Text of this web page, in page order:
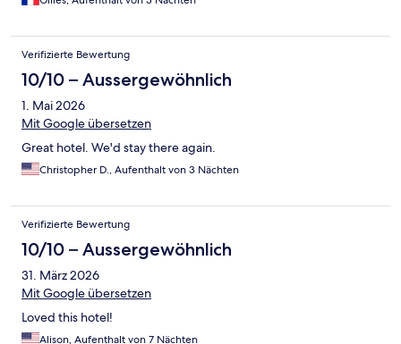
Verifizierte Bewertung
10/10 – Aussergewöhnlich
1. Mai 2026
Mit Google übersetzen
Great hotel. We'd stay there again.
Christopher D., Aufenthalt von 3 Nächten
Verifizierte Bewertung
10/10 – Aussergewöhnlich
31. März 2026
Mit Google übersetzen
Loved this hotel!
Alison, Aufenthalt von 7 Nächten